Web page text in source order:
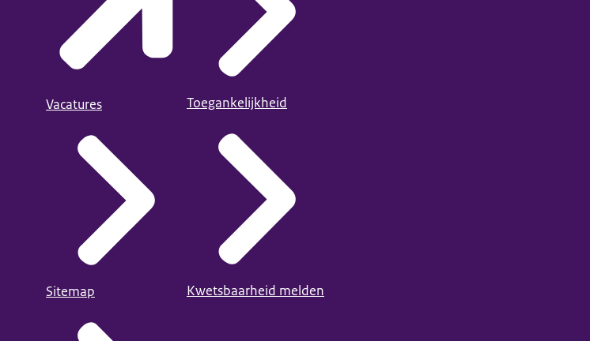
Vacatures
Sitemap
Toegankelijkheid
Kwetsbaarheid melden